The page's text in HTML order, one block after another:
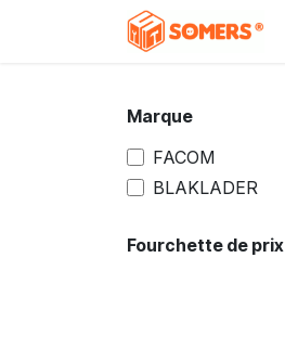
Se rendre au contenu
Marque
FACOM
BLAKLADER
Fourchette de prix